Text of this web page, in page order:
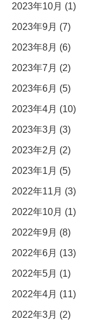
2023年10月 (1)
2023年9月 (7)
2023年8月 (6)
2023年7月 (2)
2023年6月 (5)
2023年4月 (10)
2023年3月 (3)
2023年2月 (2)
2023年1月 (5)
2022年11月 (3)
2022年10月 (1)
2022年9月 (8)
2022年6月 (13)
2022年5月 (1)
2022年4月 (11)
2022年3月 (2)